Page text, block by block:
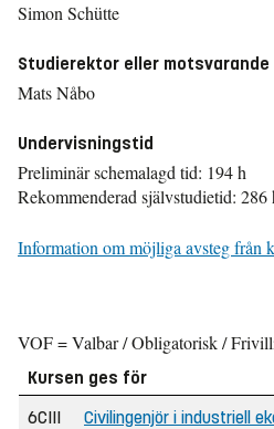
Simon Schütte
Studierektor eller motsvarande
Mats Nåbo
Undervisningstid
Preliminär schemalagd tid: 194 h
Rekommenderad självstudietid: 286
Information om möjliga avsteg från
VOF = Valbar / Obligatorisk /
Kursen ges för
6CIII
Civilingenjör i industriell